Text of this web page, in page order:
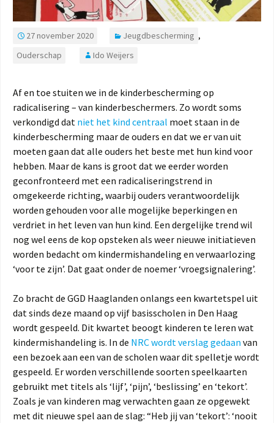
27 november 2020 Jeugdbescherming ,
Ouderschap
Ido Weijers
Af en toe stuiten we in de kinderbescherming op
radicalisering – van kinderbeschermers. Zo wordt soms
verkondigd dat niet het kind centraal moet staan in de
kinderbescherming maar de ouders en dat we er van uit
moeten gaan dat alle ouders het beste met hun kind voor
hebben. Maar de kans is groot dat we eerder worden
geconfronteerd met een radicaliseringstrend in
omgekeerde richting, waarbij ouders verantwoordelijk
worden gehouden voor alle mogelijke beperkingen en
verdriet in het leven van hun kind. Een dergelijke trend wil
nog wel eens de kop opsteken als weer nieuwe initiatieven
worden bedacht om kindermishandeling en verwaarlozing
‘voor te zijn’. Dat gaat onder de noemer ‘vroegsignalering’.
Zo bracht de GGD Haaglanden onlangs een kwartetspel uit
dat sinds deze maand op vijf basisscholen in Den Haag
wordt gespeeld. Dit kwartet beoogt kinderen te leren wat
kindermishandeling is. In de NRC wordt verslag gedaan van
een bezoek aan een van de scholen waar dit spelletje wordt
gespeeld. Er worden verschillende soorten speelkaarten
gebruikt met titels als ‘lijf’, ‘pijn’, ‘beslissing’ en ‘tekort’.
Zoals je van kinderen mag verwachten gaan ze opgewekt
met dit nieuwe spel aan de slag: “Heb jij van ‘tekort’: ‘nooit